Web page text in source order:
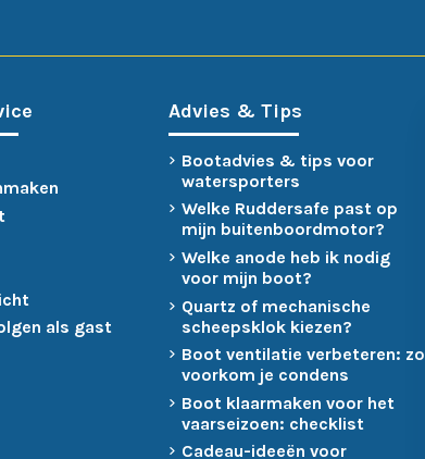
als gast
Advies & Tips
Bootadvies & tips voor
watersporters
Welke Ruddersafe past op
mijn buitenboordmotor?
Welke anode heb ik nodig
voor mijn boot?
Quartz of mechanische
scheepsklok kiezen?
Boot ventilatie verbeteren: zo
voorkom je condens
Boot klaarmaken voor het
vaarseizoen: checklist
Cadeau-ideeën voor